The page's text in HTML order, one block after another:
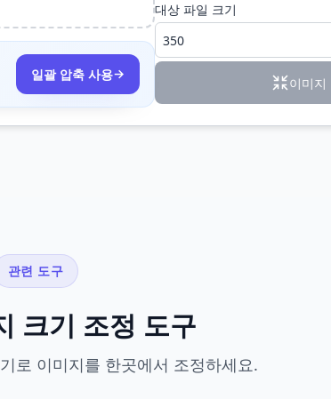
일괄 압축 사용→
대상 파일 크기
이미지
관련 도구
크기 조정 도구
로 이미지를 한곳에서 조정하세요.